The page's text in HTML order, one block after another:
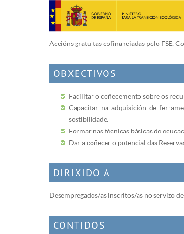
Accións gratuitas cofinanciadas polo FSE.
OBXECTIVOS
Facilitar o coñecemento sobre os
Capacitar na adquisición de
sostibilidade.
Formar nas técnicas básicas de
Dar a coñecer o potencial das
DIRIXIDO A
Desempregados/as inscritos/as no servizo
CONTIDOS